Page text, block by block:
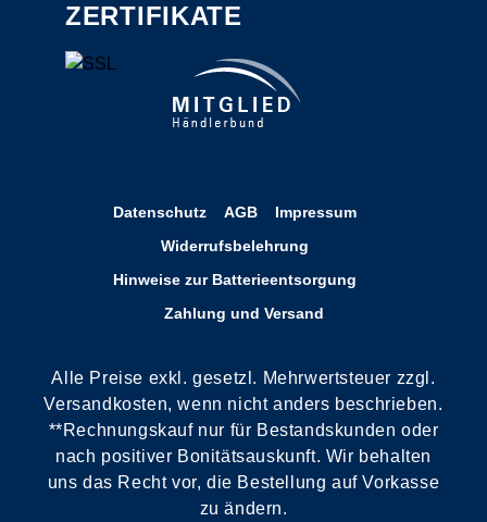
ZERTIFIKATE
Datenschutz AGB
Impressum
Widerrufsbelehrung
Hinweise zur Batterieentsorgung
Zahlung und Versand
Alle Preise exkl. gesetzl. Mehrwertsteuer zzgl.
Versandkosten, wenn nicht anders beschrieben.
**Rechnungskauf nur für Bestandskunden oder
nach positiver Bonitätsauskunft. Wir behalten
uns das Recht vor, die Bestellung auf Vorkasse
zu ändern.